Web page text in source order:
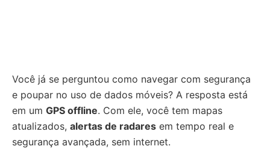
Você já se perguntou como navegar com segurança
e poupar no uso de dados móveis? A resposta está
em um GPS offline. Com ele, você tem mapas
atualizados, alertas de radares em tempo real e
segurança avançada, sem internet.